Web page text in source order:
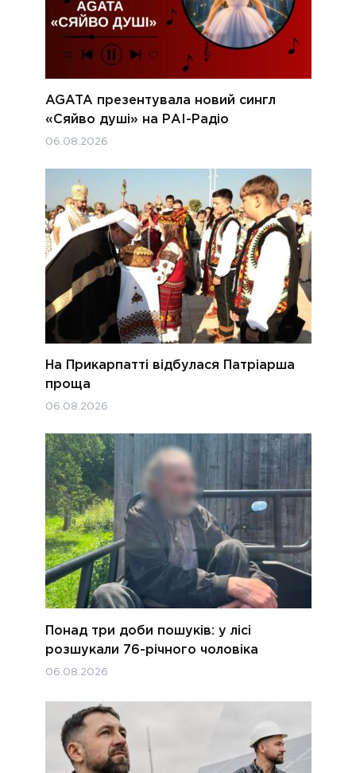
AGATA презентувала новий сингл
«Сяйво душі» на РАІ-Радіо
06.08.2026
На Прикарпатті відбулася Патріарша
проща
06.08.2026
Понад три доби пошуків: у лісі
розшукали 76-річного чоловіка
06.08.2026